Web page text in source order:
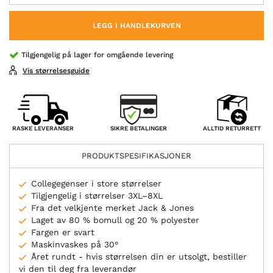
LEGG I HANDLEKURVEN
Tilgjengelig på lager for omgående levering
Vis størrelsesguide
RASKE LEVERANSER SIKRE BETALINGER ALLTID RETURRETT
PRODUKTSPESIFIKASJONER
Collegegenser i store størrelser
Tilgjengelig i størrelser 3XL–8XL
Fra det velkjente merket Jack & Jones
Laget av 80 % bomull og 20 % polyester
Fargen er svart
Maskinvaskes på 30°
Året rundt - hvis størrelsen din er utsolgt, bestiller
vi den til deg fra leverandør